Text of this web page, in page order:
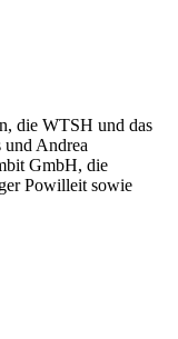
die WTSH und das
und Andrea
GmbH, die
Powilleit sowie